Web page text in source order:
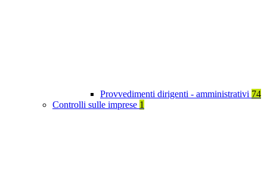
Provvedimenti dirigenti - amministrativi 74
Controlli sulle imprese 1